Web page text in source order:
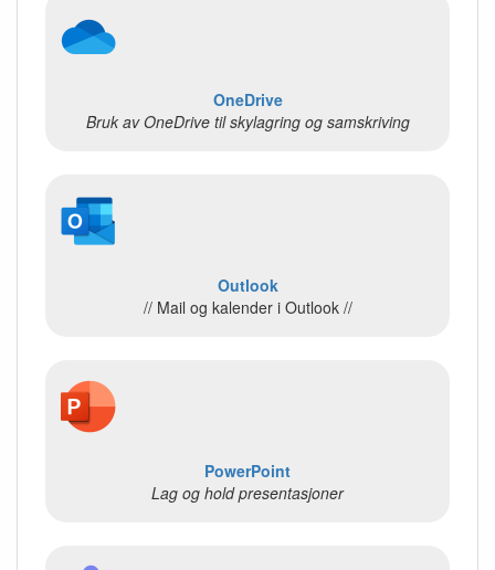
OneDrive
Bruk av OneDrive til skylagring og samskriving
Outlook
// Mail og kalender i Outlook //
PowerPoint
Lag og hold presentasjoner